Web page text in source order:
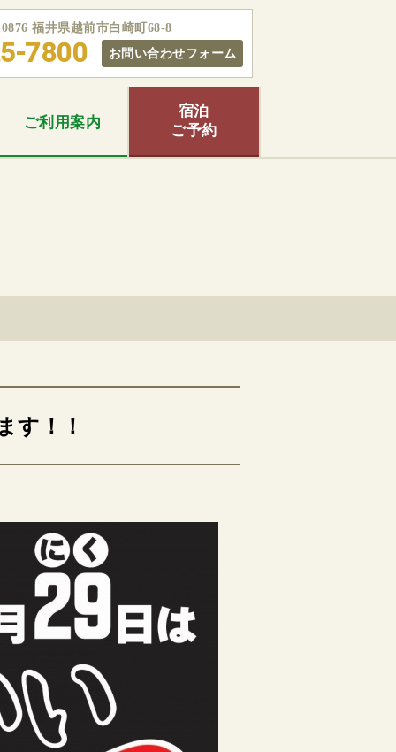
福井県越前市白崎町68-8
7800 お問い合わせフォーム
ご利用案内
宿泊
ご予約
す！！